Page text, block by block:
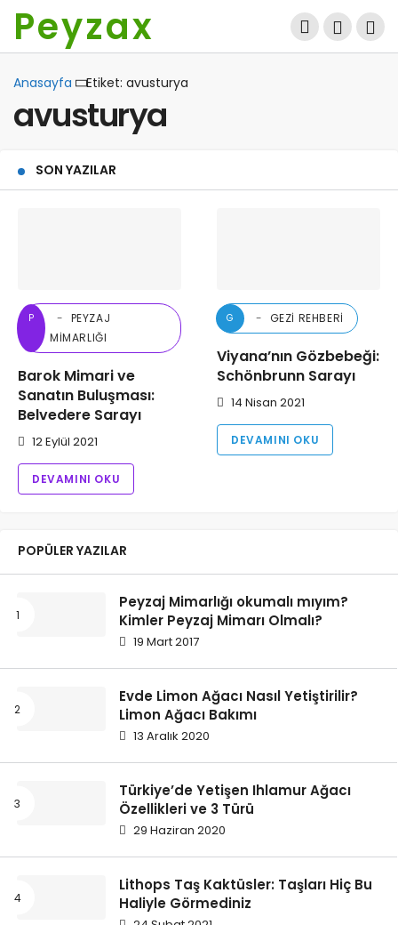
Peyzax
Anasayfa Etiket: avusturya
avusturya
SON YAZILAR
P
PEYZAJ
MIMARLIĞI
Barok Mimari ve
Sanatın Buluşması:
Belvedere Sarayı
12 Eylül 2021
DEVAMINI OKU
G GEZI REHBERI
Viyana’nın Gözbebeği:
Schönbrunn Sarayı
14 Nisan 2021
DEVAMINI OKU
POPÜLER YAZILAR
Peyzaj Mimarlığı okumalı mıyım?
Kimler Peyzaj Mimarı Olmalı?
19 Mart 2017
Evde Limon Ağacı Nasıl Yetiştirilir?
Limon Ağacı Bakımı
13 Aralık 2020
Türkiye’de Yetişen Ihlamur Ağacı
Özellikleri ve 3 Türü
29 Haziran 2020
Lithops Taş Kaktüsler: Taşları Hiç Bu
Haliyle Görmediniz